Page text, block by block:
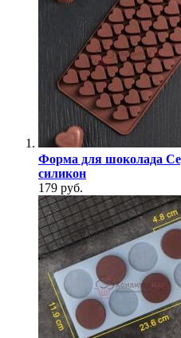
Форма для шоколада
силикон
179 руб.